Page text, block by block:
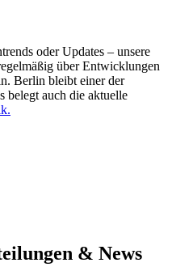
oder Updates – unsere
über Entwicklungen
Berlin bleibt einer der
belegt auch die aktuelle
& News